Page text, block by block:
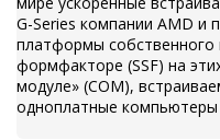
G-Series компании AMD и
платформы собственного
формфакторе (SSF) на
модуле» (COM),
одноплатные компьютеры